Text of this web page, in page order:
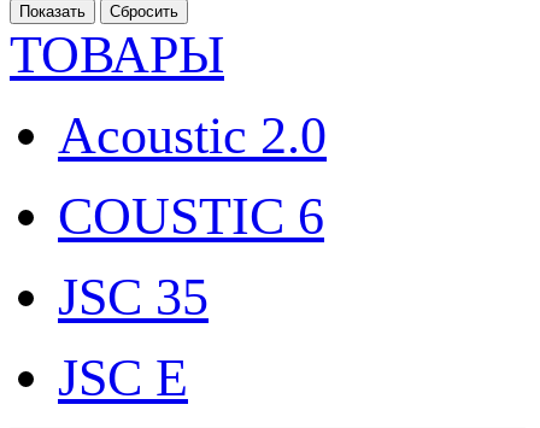
ТОВАРЫ
Acoustic 2.0
COUSTIC 6
JSC 35
JSC E